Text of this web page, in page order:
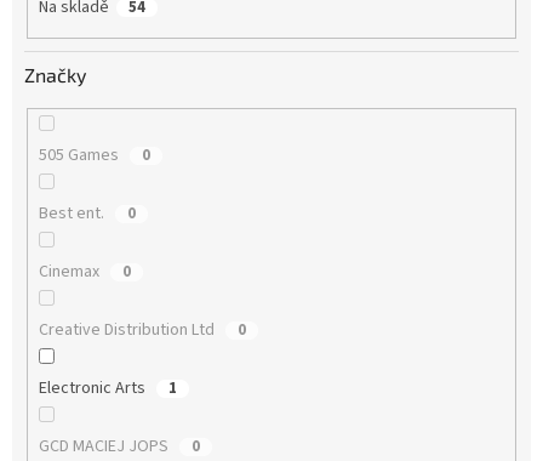
Na skladě 54
Značky
505 Games 0
Best ent. 0
Cinemax 0
Creative Distribution Ltd 0
Electronic Arts 1
GCD MACIEJ JOPS 0